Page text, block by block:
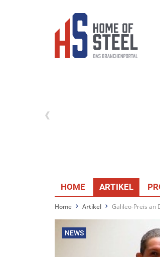
HOME ARTIKEL
Home Artikel Galileo-Preis an
NEWS